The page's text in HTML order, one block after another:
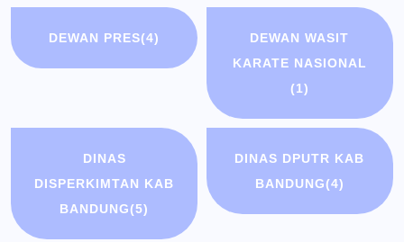
DEWAN PRES(4)
DEWAN WASIT
KARATE NASIONAL
(1)
DINAS
DISPERKIMTAN KAB
BANDUNG(5)
DINAS DPUTR KAB
BANDUNG(4)